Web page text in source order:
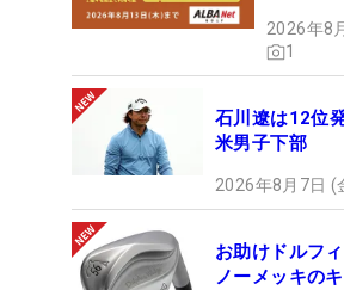
2026年8
1
石川遼は12位
米男子下部
2026年8月7日 (
お助けドルフ
ノーメッキの